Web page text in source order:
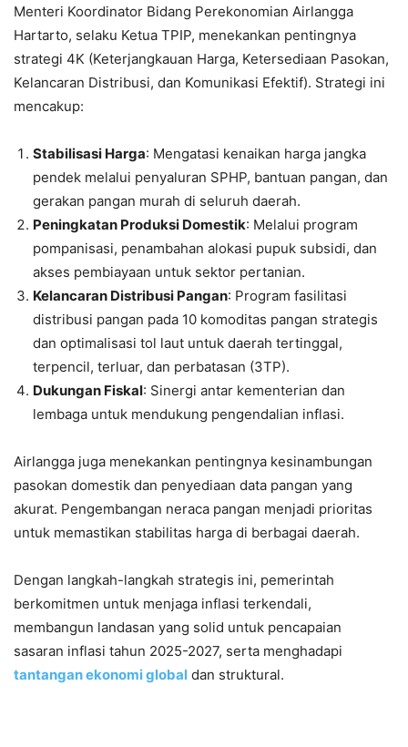
Menteri Koordinator Bidang Perekonomian Airlangga
Hartarto, selaku Ketua TPIP, menekankan pentingnya
strategi 4K (Keterjangkauan Harga, Ketersediaan Pasokan,
Kelancaran Distribusi, dan Komunikasi Efektif). Strategi ini
mencakup:
Stabilisasi Harga: Mengatasi kenaikan harga jangka
pendek melalui penyaluran SPHP, bantuan pangan, dan
gerakan pangan murah di seluruh daerah.
Peningkatan Produksi Domestik: Melalui program
pompanisasi, penambahan alokasi pupuk subsidi, dan
akses pembiayaan untuk sektor pertanian.
Kelancaran Distribusi Pangan: Program fasilitasi
distribusi pangan pada 10 komoditas pangan strategis
dan optimalisasi tol laut untuk daerah tertinggal,
terpencil, terluar, dan perbatasan (3TP).
Dukungan Fiskal: Sinergi antar kementerian dan
lembaga untuk mendukung pengendalian inflasi.
Airlangga juga menekankan pentingnya kesinambungan
pasokan domestik dan penyediaan data pangan yang
akurat. Pengembangan neraca pangan menjadi prioritas
untuk memastikan stabilitas harga di berbagai daerah.
Dengan langkah-langkah strategis ini, pemerintah
berkomitmen untuk menjaga inflasi terkendali,
membangun landasan yang solid untuk pencapaian
sasaran inflasi tahun 2025-2027, serta menghadapi
tantangan ekonomi global dan struktural.